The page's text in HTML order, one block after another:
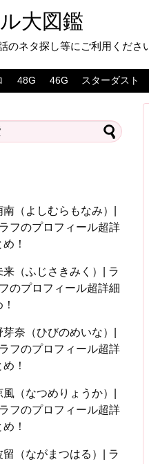
大図鑑
のネタ探し等にご利用くださ
48G 46G スターダスト
（よしむらもなみ）|
フのプロフィール超詳
！
来（ふじさきみく）| ラ
のプロフィール超詳細
芽奈（ひびのめいな）|
フのプロフィール超詳
！
風（なつめりょうか）|
フのプロフィール超詳
！
留（ながまつはる）| ラ